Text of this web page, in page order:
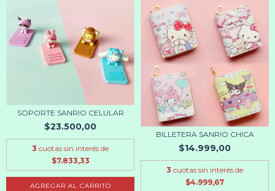
SOPORTE SANRIO CELULAR
$23.500,00
3 cuotas sin interés de
$7.833,33
AGREGAR AL CARRITO
BILLETERA SANRIO CHICA
$14.999,00
3 cuotas sin interés de
$4.999,67